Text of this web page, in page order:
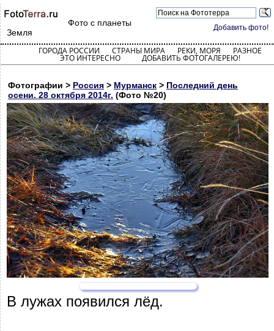
Добавить фото!
Фото с планеты
Земля
ГОРОДА РОССИИ СТРАНЫ МИРА РЕКИ, МОРЯ РАЗНОЕ
ЭТО ИНТЕРЕСНО ДОБАВИТЬ ФОТОГАЛЕРЕЮ!
Фотографии > Россия > Мурманск > Последний день
осени. 28 октября 2014г. (Фото №20)
В лужах появился лёд.